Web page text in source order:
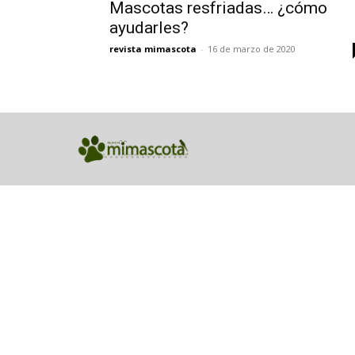
Mascotas resfriadas… ¿cómo
ayudarles?
revista mimascota - 16 de marzo de 2020